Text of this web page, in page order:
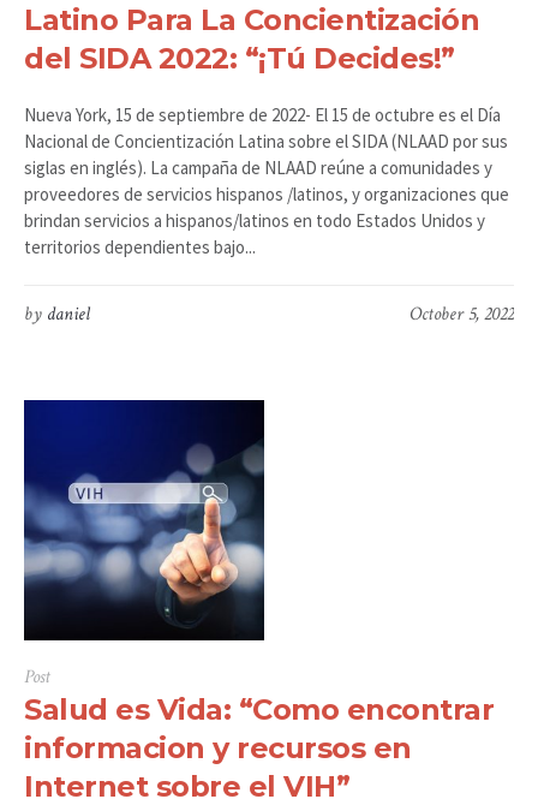
Latino Para La Concientización
del SIDA 2022: “¡Tú Decides!”
Nueva York, 15 de septiembre de 2022- El 15 de octubre es el Día
Nacional de Concientización Latina sobre el SIDA (NLAAD por sus
siglas en inglés). La campaña de NLAAD reúne a comunidades y
proveedores de servicios hispanos /latinos, y organizaciones que
brindan servicios a hispanos/latinos en todo Estados Unidos y
territorios dependientes bajo...
October 5, 2022
by daniel
Post
Salud es Vida: “Como encontrar
informacion y recursos en
Internet sobre el VIH”